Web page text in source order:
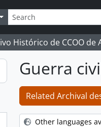
options
Histórico de CCOO de
Guerra
Related Archival
Other languages